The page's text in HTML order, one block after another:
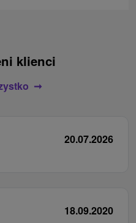
klienci
20.07.2026
18.09.2020